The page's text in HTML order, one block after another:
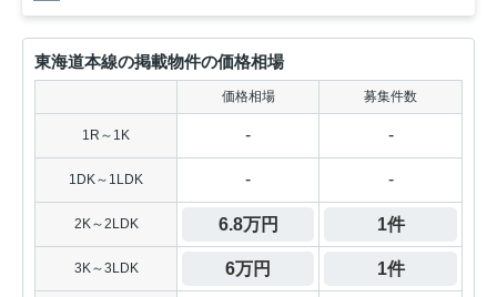
東海道本線の掲載物件の価格相場
価格相場 募集件数
1R～1K - -
1DK～1LDK - -
2K～2LDK 6.8万円 1件
3K～3LDK 6万円 1件